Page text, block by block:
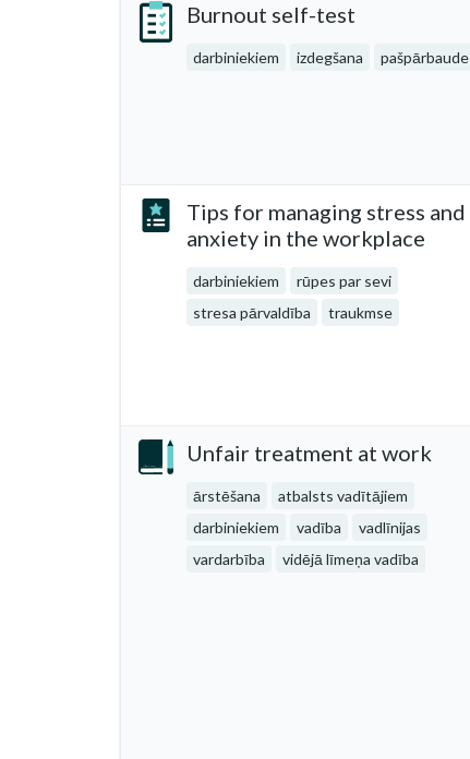
Burnout self-test
darbiniekiem izdegšana pašpārbaude
Tips for managing stress and
anxiety in the workplace
darbiniekiem
rūpes par sevi
stresa pārvaldība
traukmse
Unfair treatment at work
ārstēšana
atbalsts vadītājiem
darbiniekiem
vadība
vadlīnijas
vardarbība
vidējā līmeņa vadība